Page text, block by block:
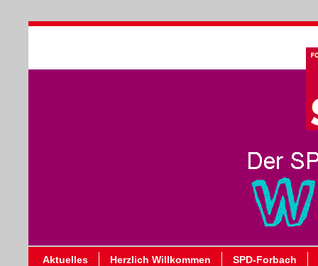
Aktuelles Herzlich Willkommen SPD-Forbach